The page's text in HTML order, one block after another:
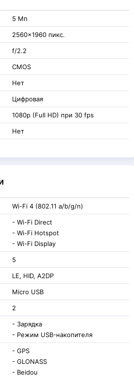
5 Мп
2560x1960 пикс.
f/2.2
CMOS
Нет
Цифровая
1080p (Full HD) при 30 fps
Нет
Wi-Fi 4 (802.11 a/b/g/n)
- Wi-Fi Direct
- Wi-Fi Hotspot
- Wi-Fi Display
5
LE, HID, A2DP
Micro USB
2
- Зарядка
- Режим USB-накопителя
- GPS
- GLONASS
- Beidou